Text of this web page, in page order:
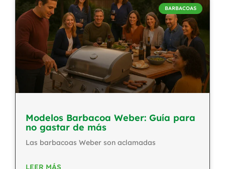
BARBACOAS
Modelos Barbacoa Weber: Guía para
no gastar de más
Las barbacoas Weber son aclamadas
LEER MÁS